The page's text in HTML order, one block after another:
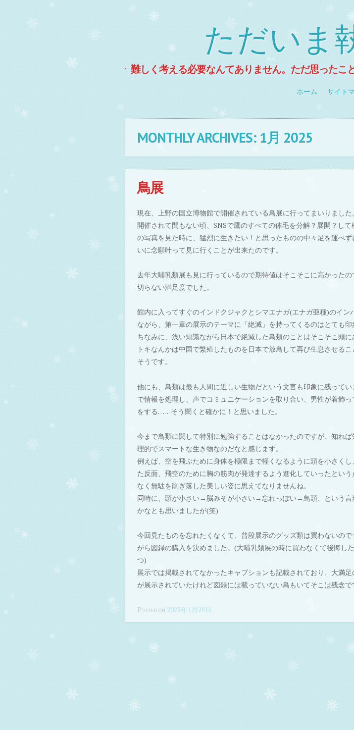
ただいま
難しく考える必要なんてありません。ただ思ったこ
ホーム サイト
MONTHLY ARCHIVES:1月 2025
鳥展
現在、上野の国立博物館で開催されている鳥展に行ってまいりました。
開催されて間もない頃、SNSで鷹のすべての体毛を分解？展開？し
の写真を見た時に、猛烈に生きたい！と思ったものの中々足を運べ
いに念願叶って見に行くことが出来たのです。
去年大哺乳類展も見に行っているので期待値はそこそこに高かった
切らない満足度でした。
館内に入ってすぐのインドクジャクとシマエナガ(エナガ亜種)のイン
ながら、第一章の展示のテーマに「絶滅」を持ってくるのはとても印
ちなみに、浅い知識ながら日本で絶滅した鳥類のことはそこそこ頭に
トキなんかは中国で繁殖したものを日本で放鳥して再び生息させる
そうです。
他にも、鳥類は最も人間に近しい生物だという文言も印象に残って
で情報を処理し、声でコミュニケーションを取り合い、男性が着飾
をする……そう聞くと確かに！と思いました。
今まで鳥類に関して特別に勉強することはなかったのですが、知れ
理的でスマートな生き物なのだなと感じます。
例えば、空を飛ぶために身体を極限まで軽くなるように頭を小さく
た反面、飛空のために胸の筋肉が発達するよう進化していったという
なく無駄を削ぎ落した美しい姿に思えてなりませんね。
同時に、頭が小さい→脳みそが小さい→忘れっぽい→鳥頭、という言
かなとも思いましたが(笑)
今回見たものを忘れたくなくて、普段展示のグッズ類は買わないの
がら図録の購入を決めました。(大哺乳類展の時に買わなくて後悔し
つ)
展示では掲載されてなかったキャプションも記載されており、大満
が展示されていたけれど図録には載っていない鳥もいてそこは残念
Posted on 2025年1月28日